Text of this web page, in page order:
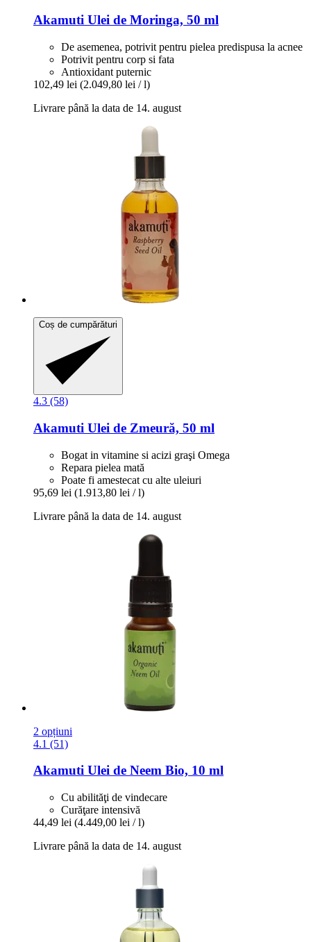
Akamuti Ulei de Moringa, 50 ml
De asemenea, potrivit pentru pielea predispusa la acnee
Potrivit pentru corp si fata
Antioxidant puternic
102,49 lei (2.049,80 lei / l)
Livrare până la data de 14. august
Coș de cumpărături
4.3 (58)
Akamuti Ulei de Zmeură, 50 ml
Bogat in vitamine si acizi graşi Omega
Repara pielea mată
Poate fi amestecat cu alte uleiuri
95,69 lei (1.913,80 lei / l)
Livrare până la data de 14. august
2 opțiuni
4.1 (51)
Akamuti Ulei de Neem Bio, 10 ml
Cu abilităţi de vindecare
Curăţare intensivă
44,49 lei (4.449,00 lei / l)
Livrare până la data de 14. august